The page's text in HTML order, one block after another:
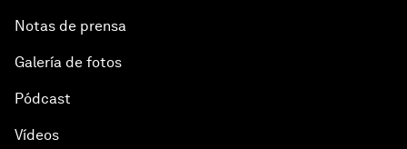
Notas de prensa
Galería de fotos
Pódcast
Vídeos